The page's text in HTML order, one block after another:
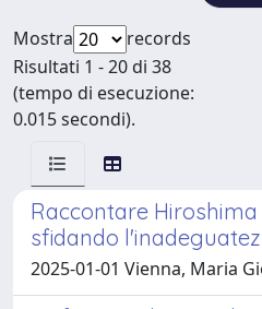
Mostra
records
Risultati 1 - 20 di 38
(tempo di esecuzione:
0.015 secondi).
Raccontare Hiroshima
sfidando
2025-01-01 Vienna, Maria